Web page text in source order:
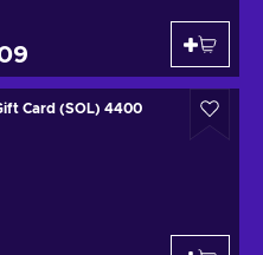
Card (SOL) 4400